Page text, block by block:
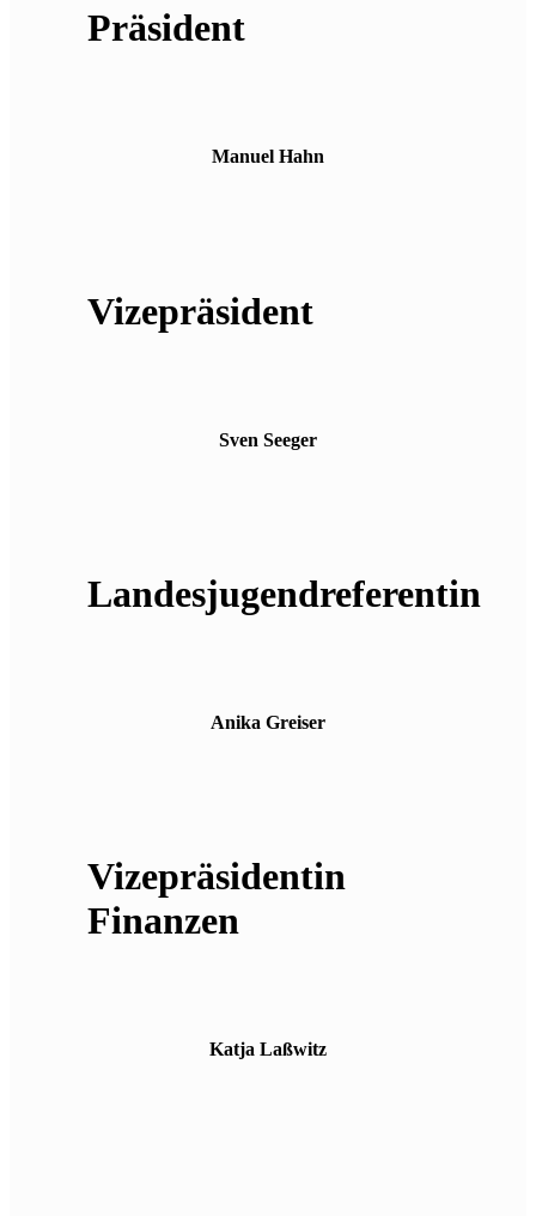
Präsident
Manuel Hahn
Vizepräsident
Sven Seeger
Landesjugendreferentin
Anika Greiser
Vizepräsidentin
Finanzen
Katja Laßwitz